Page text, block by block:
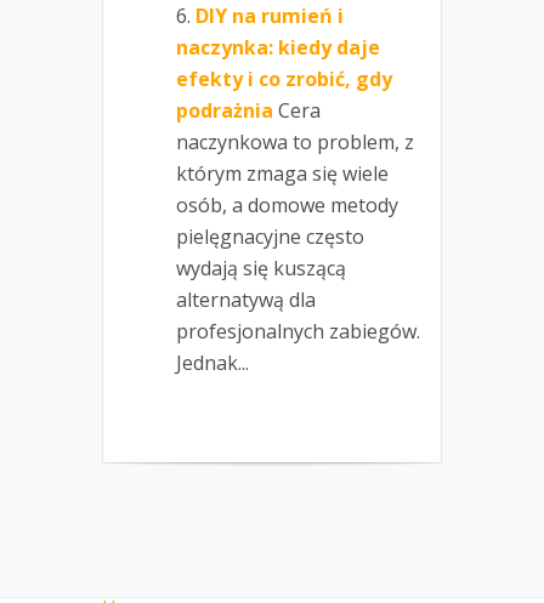
DIY na rumień i
naczynka: kiedy daje
efekty i co zrobić, gdy
podrażnia Cera
naczynkowa to problem, z
którym zmaga się wiele
osób, a domowe metody
pielęgnacyjne często
wydają się kuszącą
alternatywą dla
profesjonalnych zabiegów.
Jednak...